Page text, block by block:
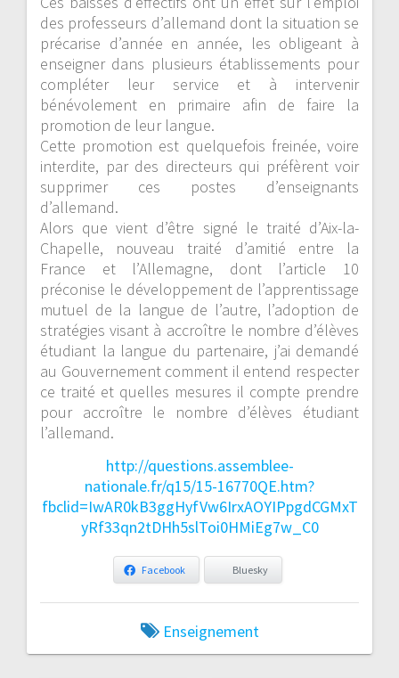
des professeurs d’allemand dont la situation se
précarise d’année en année, les obligeant à
enseigner dans plusieurs établissements pour
compléter leur service et à intervenir
bénévolement en primaire afin de faire la
promotion de leur langue.
Cette promotion est quelquefois freinée, voire
interdite, par des directeurs qui préfèrent voir
supprimer ces postes d’enseignants
d’allemand.
Alors que vient d’être signé le traité d’Aix-la-
Chapelle, nouveau traité d’amitié entre la
France et l’Allemagne, dont l’article 10
préconise le développement de l’apprentissage
mutuel de la langue de l’autre, l’adoption de
stratégies visant à accroître le nombre d’élèves
étudiant la langue du partenaire, j’ai demandé
au Gouvernement comment il entend respecter
ce traité et quelles mesures il compte prendre
pour accroître le nombre d’élèves étudiant
l’allemand.
http://questions.assemblee-
nationale.fr/q15/15-16770QE.htm?
fbclid=IwAR0kB3ggHyfVw6IrxAOYIPpgdCGMxT
yRf33qn2tDHh5slToi0HMiEg7w_C0
Facebook Bluesky
Enseignement